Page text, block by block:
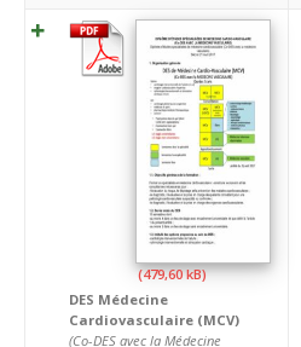
DES Médecine
Cardiovasculaire (MCV)
(Co-DES avec la Médecine